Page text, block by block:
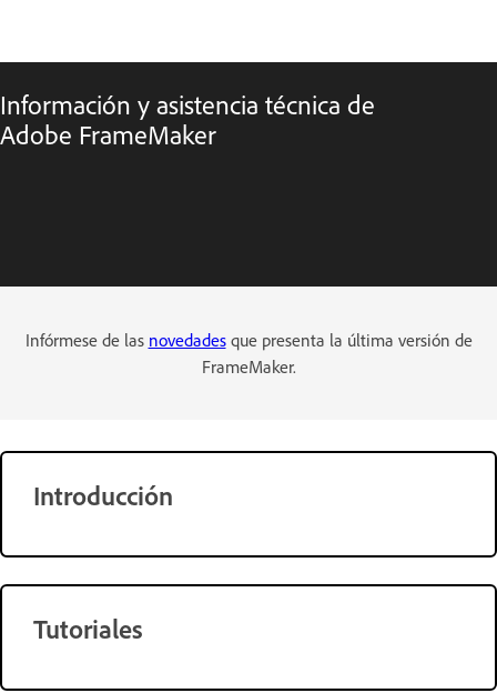
Información y asistencia técnica de
Adobe FrameMaker
Infórmese de las novedadesque presenta la última versión de
FrameMaker.
Introducción
Tutoriales